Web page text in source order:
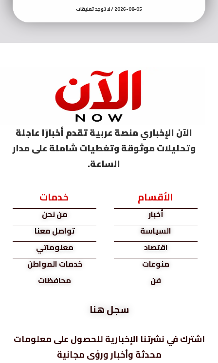
2026-08-05 لا توجد تعليقات
الآن الإخباري منصة عربية تقدم أخبارًا عاجلة
وتحليلات موثوقة وتغطيات شاملة على مدار
الساعة.
الأقسام
أخبار
السياسة
اقتصاد
منوعات
فن
خدمات
من نحن
تواصل معنا
معلوماتي
خدمات المواطن
محافظات
سجل هنا
اشترك في نشرتنا الإخبارية للحصول على معلومات
محدثة وأخبار ورؤى مجانية